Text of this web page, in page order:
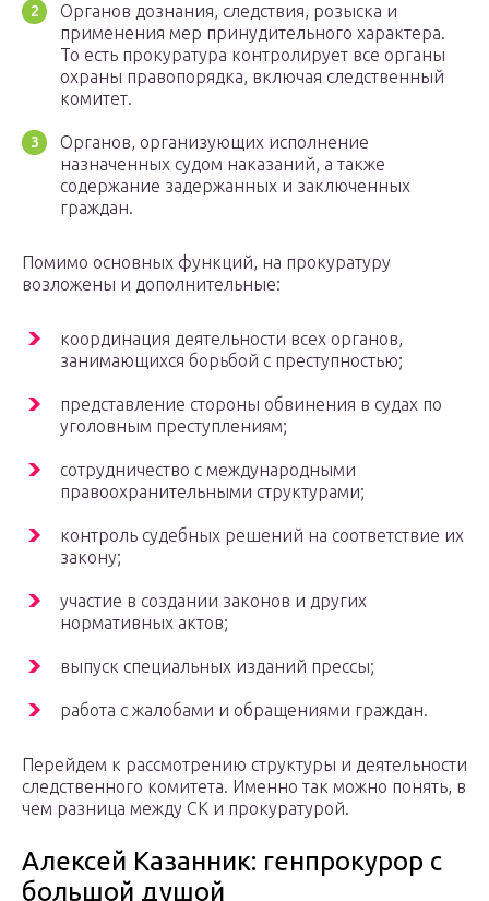
Органов дознания, следствия, розыска и
применения мер принудительного характера.
То есть прокуратура контролирует все органы
охраны правопорядка, включая следственный
комитет.
Органов, организующих исполнение
назначенных судом наказаний, а также
содержание задержанных и заключенных
граждан.
Помимо основных функций, на прокуратуру
возложены и дополнительные:
координация деятельности всех органов,
занимающихся борьбой с преступностью;
представление стороны обвинения в судах по
уголовным преступлениям;
сотрудничество с международными
правоохранительными структурами;
контроль судебных решений на соответствие их
закону;
участие в создании законов и других
нормативных актов;
выпуск специальных изданий прессы;
работа с жалобами и обращениями граждан.
Перейдем к рассмотрению структуры и деятельности
следственного комитета. Именно так можно понять, в
чем разница между СК и прокуратурой.
Алексей Казанник: генпрокурор с
большой душой